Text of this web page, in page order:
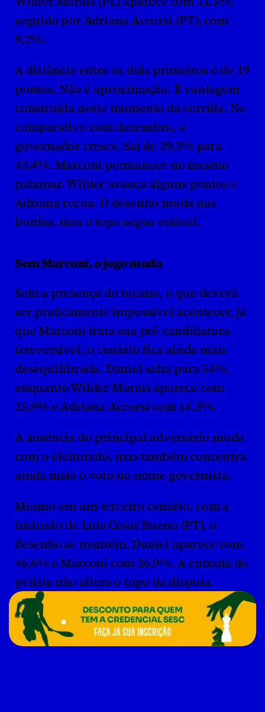
seguido por Adriana Accorsi (PT), com
9,2%.
A distância entre os dois primeiros é de 19
pontos. Não é aproximação. É vantagem
construída neste momento da corrida. No
comparativo com dezembro, o
governador cresce. Sai de 39,3% para
43,4%. Marconi permanece no mesmo
patamar. Wilder avança alguns pontos e
Adriana recua. O desenho muda nas
bordas, mas o topo segue estável.
Sem Marconi, o jogo muda
Sem a presença do tucano, o que deverá
ser praticamente impossível acontecer, já
que Marconi trata sua pré-candidatura
irreversível, o cenário fica ainda mais
desequilibrada. Daniel salta para 54%,
enquanto Wilder Morais aparece com
15,9% e Adriana Accorsi com 14,3%.
A ausência do principal adversário muda
com o eleitorado, mas também concentra
ainda mais o voto no nome governista.
Mesmo em um terceiro cenário, com a
inclusão de Luis Cesar Bueno (PT), o
desenho se mantém. Daniel aparece com
46,6% e Marconi com 26,9%. A entrada do
petista não altera o topo da disputa.